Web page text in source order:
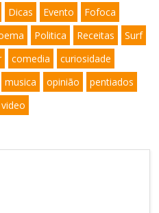
Dicas Evento
Fofoca
Politica Receitas
Surf
comedia
curiosidade
musica opinião
pentiados
video